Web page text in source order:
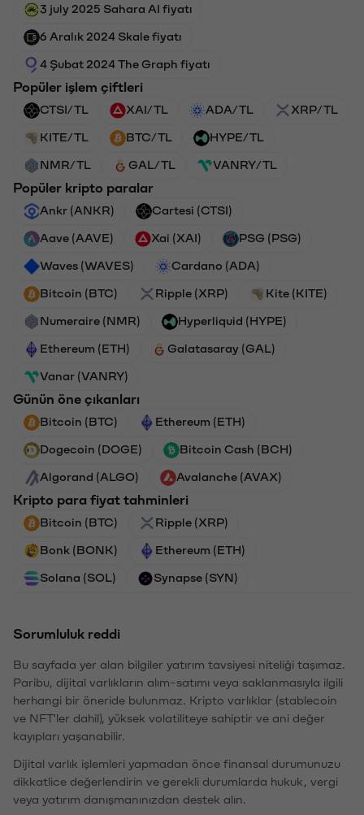
3 july 2025 Sahara AI fiyatı
6 Aralık 2024 Skale fiyatı
4 Şubat 2024 The Graph fiyatı
Popüler işlem çiftleri
CTSI/TL XAI/TL ADA/TL XRP/TL
KITE/TL BTC/TL HYPE/TL
NMR/TL GAL/TL VANRY/TL
Popüler kripto paralar
Ankr (ANKR) Cartesi (CTSI)
Aave (AAVE) Xai (XAI) PSG (PSG)
Waves (WAVES) Cardano (ADA)
Bitcoin (BTC) Ripple (XRP) Kite (KITE)
Numeraire (NMR) Hyperliquid (HYPE)
Ethereum (ETH) Galatasaray (GAL)
Vanar (VANRY)
Günün öne çıkanları
Bitcoin (BTC) Ethereum (ETH)
Dogecoin (DOGE) Bitcoin Cash (BCH)
Algorand (ALGO) Avalanche (AVAX)
Kripto para fiyat tahminleri
Bitcoin (BTC) Ripple (XRP)
Bonk (BONK) Ethereum (ETH)
Solana (SOL) Synapse (SYN)
Sorumluluk reddi
Bu sayfada yer alan bilgiler yatırım tavsiyesi niteliği taşımaz.
Paribu, dijital varlıkların alım-satımı veya saklanmasıyla ilgili
herhangi bir öneride bulunmaz. Kripto varlıklar (stablecoin
ve NFT'ler dahil), yüksek volatiliteye sahiptir ve ani değer
kayıpları yaşanabilir.
Dijital varlık işlemleri yapmadan önce finansal durumunuzu
dikkatlice değerlendirin ve gerekli durumlarda hukuk, vergi
veya yatırım danışmanınızdan destek alın.